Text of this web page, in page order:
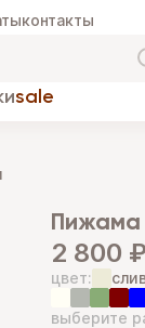
контакты
sale
2 800 ₽
цвет:
выберите